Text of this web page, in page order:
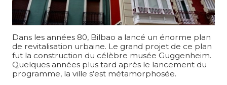
Dans les années 80, Bilbao a lancé un énorme plan
de revitalisation urbaine. Le grand projet de ce plan
fut la construction du célèbre musée Guggenheim.
Quelques années plus tard après le lancement du
programme, la ville s’est métamorphosée.